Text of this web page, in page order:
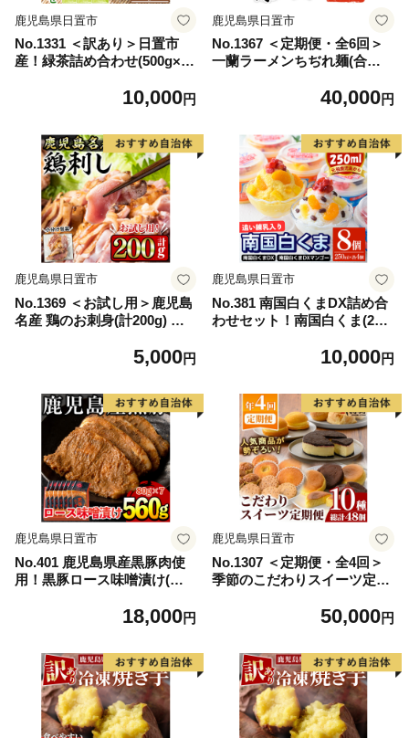
鹿児島県日置市
No.1331 ＜訳あり＞日置市
産！緑茶詰め合わせ(500g×3
日本茶 お茶 緑茶 簡易包装 訳
10,000円
鹿児島県日置市
No.1367 ＜定期便・全6回＞
一蘭ラーメンちぢれ麺(合計3
き) 麺 ラーメン 常温 常温保
メン 備蓄 保存食 仕送り 日置
市限定 一蘭 ちぢれ麺【一
蘭】【1099】【1363】【136
4】【1365】【1366】【136
40,000円
鹿児島県日置市
No.1369 ＜お試し用＞鹿児島
名産 鶏のお刺身(計200g) 国
お肉 鶏 刺身 鶏たたき タタキ
和昇】
5,000円
鹿児島県日置市
No.381 南国白くまDX詰め合
わせセット！南国白くま(250
(250ml×4個)計8個のセット！
10,000円
鹿児島県日置市
No.401 鹿児島県産黒豚肉使
用！黒豚ロース味噌漬け(合
産 黒豚 豚肉 ロース 味噌漬け
18,000円
鹿児島県日置市
No.1307 ＜定期便・全4回＞
季節のこだわりスイーツ定期
日置市 特産品 お菓子 洋菓子
タード クリーム 焼き菓子 冷
凍 冷凍配送 ギフト 常温 常温
保存 定期便 頒布会 【青山じ
ゅあん】
50,000円